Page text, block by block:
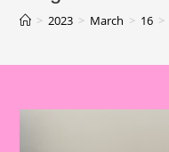
> 2023 > March > 16 >